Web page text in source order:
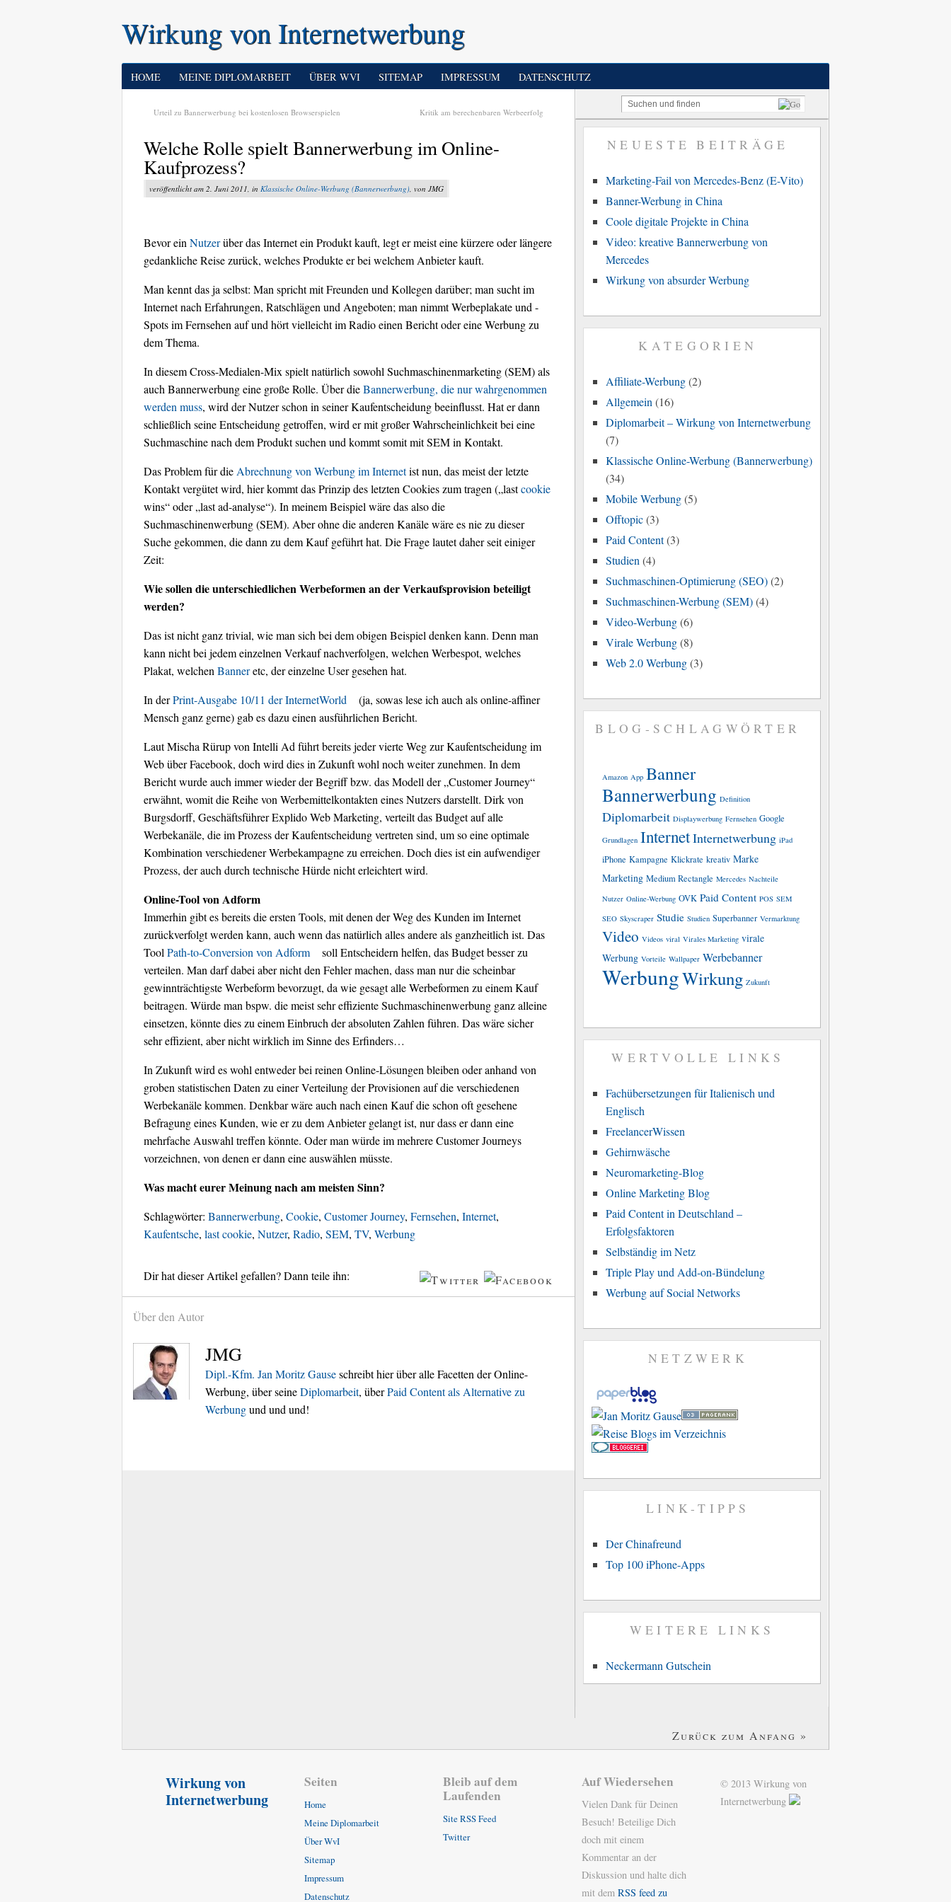
Wirkung von Internetwerbung
HOME MEINE DIPLOMARBEIT ÜBER WVI SITEMAP IMPRESSUM DATENSCHUTZ
Urteil zu Bannerwerbung bei kostenlosen Browserspielen Kritik am berechenbaren Werbeerfolg
Welche Rolle spielt Bannerwerbung im Online-
Kaufprozess?
veröffentlicht am 2. Juni 2011, in Klassische Online-Werbung (Bannerwerbung), von JMG
Bevor einNutzerüber das Internet ein Produkt kauft, legt er meist eine kürzere oder längere
gedankliche Reise zurück, welches Produkte er bei welchem Anbieter kauft.
Man kennt das ja selbst: Man spricht mit Freunden und Kollegen darüber; man sucht im
Internet nach Erfahrungen, Ratschlägen und Angeboten; man nimmt Werbeplakate und -
Spots im Fernsehen auf und hört vielleicht im Radio einen Bericht oder eine Werbung zu
dem Thema.
In diesem Cross-Medialen-Mix spielt natürlich sowohl Suchmaschinenmarketing (SEM) als
auch Bannerwerbung eine große Rolle. Über dieBannerwerbung, die nur wahrgenommen
werden muss, wird der Nutzer schon in seiner Kaufentscheidung beeinflusst. Hat er dann
schließlich seine Entscheidung getroffen, wird er mit großer Wahrscheinlichkeit bei eine
Suchmaschine nach dem Produkt suchen und kommt somit mit SEM in Kontakt.
Das Problem für dieAbrechnung von Werbung im Internetist nun, das meist der letzte
Kontakt vergütet wird, hier kommt das Prinzip des letzten Cookies zum tragen („lastcookie
wins“ oder „last ad-analyse“). In meinem Beispiel wäre das also die
Suchmaschinenwerbung (SEM). Aber ohne die anderen Kanäle wäre es nie zu dieser
Suche gekommen, die dann zu dem Kauf geführt hat. Die Frage lautet daher seit einiger
Zeit:
Wie sollen die unterschiedlichen Werbeformen an der Verkaufsprovision beteiligt
werden?
Das ist nicht ganz trivial, wie man sich bei dem obigen Beispiel denken kann. Denn man
kann nicht bei jedem einzelnen Verkauf nachverfolgen, welchen Werbespot, welches
Plakat, welchenBanneretc, der einzelne User gesehen hat.
In derPrint-Ausgabe 10/11 der InternetWorld
(ja, sowas lese ich auch als online-affiner
Mensch ganz gerne) gab es dazu einen ausführlichen Bericht.
Laut Mischa Rürup von Intelli Ad führt bereits jeder vierte Weg zur Kaufentscheidung im
Web über Facebook, doch wird dies in Zukunft wohl noch weiter zunehmen. In dem
Bericht wurde auch immer wieder der Begriff bzw. das Modell der „Customer Journey“
erwähnt, womit die Reihe von Werbemittelkontakten eines Nutzers darstellt. Dirk von
Burgsdorff, Geschäftsführer Explido Web Marketing, verteilt das Budget auf alle
Werbekanäle, die im Prozess der Kaufentscheidung vertreten sind, um so eine optimale
Kombination verschiedener Werbekampagne zu erreichen. Doch dies ist ein aufwendiger
Prozess, der auch durch technische Hürde nicht erleichtert wird.
Online-Tool von Adform
Immerhin gibt es bereits die ersten Tools, mit denen der Weg des Kunden im Internet
zurückverfolgt werden kann, auch wenn das natürlich alles andere als ganzheitlich ist. Das
ToolPath-to-Conversion von Adform
soll Entscheidern helfen, das Budget besser zu
verteilen. Man darf dabei aber nicht den Fehler machen, dass man nur die scheinbar
gewinnträchtigste Werbeform bevorzugt, da wie gesagt alle Werbeformen zu einem Kauf
beitragen. Würde man bspw. die meist sehr effiziente Suchmaschinenwerbung ganz alleine
einsetzen, könnte dies zu einem Einbruch der absoluten Zahlen führen. Das wäre sicher
sehr effizient, aber nicht wirklich im Sinne des Erfinders…
In Zukunft wird es wohl entweder bei reinen Online-Lösungen bleiben oder anhand von
groben statistischen Daten zu einer Verteilung der Provisionen auf die verschiedenen
Werbekanäle kommen. Denkbar wäre auch nach einen Kauf die schon oft gesehene
Befragung eines Kunden, wie er zu dem Anbieter gelangt ist, nur dass er dann eine
mehrfache Auswahl treffen könnte. Oder man würde im mehrere Customer Journeys
vorzeichnen, von denen er dann eine auswählen müsste.
Was macht eurer Meinung nach am meisten Sinn?
Schlagwörter: Bannerwerbung, Cookie, Customer Journey, Fernsehen, Internet,
Kaufentsche, last cookie, Nutzer, Radio, SEM, TV, Werbung
Dir hat dieser Artikel gefallen? Dann teile ihn:
Über den Autor
JMG
Dipl.-Kfm. Jan Moritz Gauseschreibt hier über alle Facetten der Online-
Werbung, über seineDiplomarbeit, überPaid Content als Alternative zu
Werbungund und und!
NEUESTE BEITRÄGE
Marketing-Fail von Mercedes-Benz (E-Vito)
Banner-Werbung in China
Coole digitale Projekte in China
Video: kreative Bannerwerbung von
Mercedes
Wirkung von absurder Werbung
KATEGORIEN
Affiliate-Werbung(2)
Allgemein (16)
Diplomarbeit – Wirkung von Internetwerbung
(7)
Klassische Online-Werbung (Bannerwerbung)
(34)
Mobile Werbung(5)
Offtopic(3)
Paid Content(3)
Studien (4)
Suchmaschinen-Optimierung (SEO)(2)
Suchmaschinen-Werbung (SEM)(4)
Video-Werbung(6)
Virale Werbung(8)
Web 2.0 Werbung(3)
BLOG-SCHLAGWÖRTER
Amazon App Banner
Bannerwerbung Definition
Diplomarbeit Displaywerbung Fernsehen Google
Grundlagen InternetInternetwerbung iPad
iPhone Kampagne Klickrate kreativ Marke
Marketing Medium Rectangle Mercedes Nachteile
Nutzer Online-Werbung OVK Paid Content POS SEM
SEO Skyscraper Studie Studien Superbanner Vermarktung
Video Videos viral Virales Marketing virale
Werbung Vorteile Wallpaper Werbebanner
WerbungWirkung Zukunft
WERTVOLLE LINKS
Fachübersetzungen für Italienisch und
Englisch
FreelancerWissen
Gehirnwäsche
Neuromarketing-Blog
Online Marketing Blog
Paid Content in Deutschland –
Erfolgsfaktoren
Selbständig im Netz
Triple Play und Add-on-Bündelung
Werbung auf Social Networks
NETZWERK
LINK-TIPPS
Der Chinafreund
Top 100 iPhone-Apps
WEITERE LINKS
Neckermann Gutschein
Zurück zum Anfang »
Wirkung von
Internetwerbung
Seiten
Home
Meine Diplomarbeit
Über WvI
Sitemap
Impressum
Datenschutz
Bleib auf dem
Laufenden
Site RSS Feed
Twitter
Auf Wiedersehen
Vielen Dank für Deinen
Besuch! Beteilige Dich
doch mit einem
Kommentar an der
Diskussion und halte dich
mit dem RSS feed zu
© 2013 Wirkung von
Internetwerbung